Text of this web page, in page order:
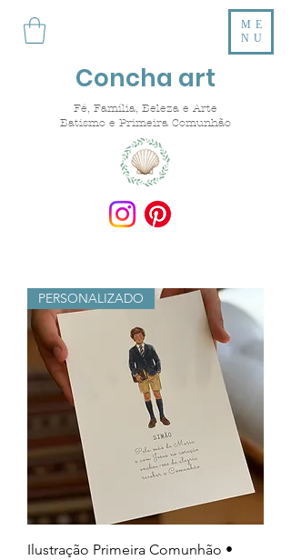
Concha art
ME
NU
Fé, Família, Beleza e Arte
Batismo e Primeira Comunhão
PERSONALIZADO
Ilustração Primeira Comunhão •